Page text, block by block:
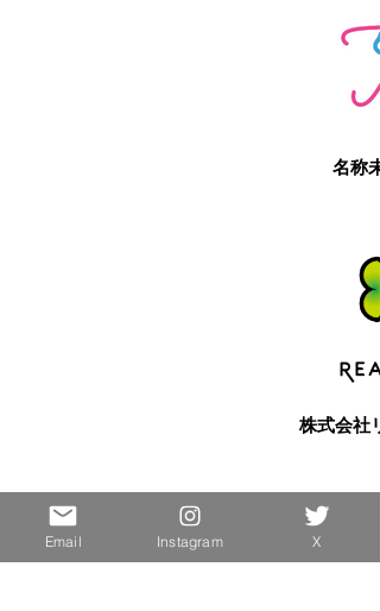
名称
株式会社
Email Instagram X